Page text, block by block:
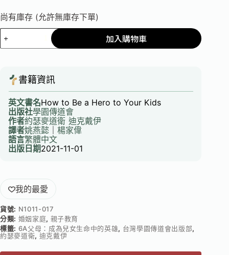
尚有庫存 (允許無庫存下單)
加入購物車
書籍資訊
英文書名How to Be a Hero to Your Kids
出版社學園傳道會
作者約瑟麥道衛 迪克戴伊
譯者姚燕懿
楊家偉
語言繁體中文
出版日期2021-11-01
我的最愛
貨號: N1011-017
分類: 婚姻家庭, 親子教育
標籤: 6A父母：成為兒女生命中的英雄, 台灣學園傳道會出版部,
約瑟麥道衛, 迪克戴伊